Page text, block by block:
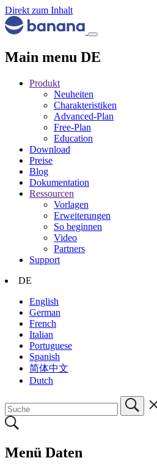
Direkt zum Inhalt
Main menu DE
Produkt
Neuheiten
Charakteristiken
Advanced-Plan
Free-Plan
Education
Download
Preise
Blog
Dokumentation
Ressourcen
Vorlagen
Erweiterungen
So beginnen
Video
Partners
Support
DE
English
German
French
Italian
Portuguese
Spanish
简体中文
Dutch
Menü Daten